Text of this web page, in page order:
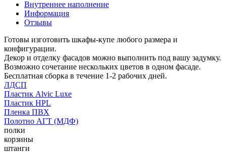
Внутреннее наполнение
Информация
Отзывы
Готовы изготовить шкафы-купе любого размера и
конфигурации.
Декор и отделку фасадов можно выполнить под вашу задумку.
Возможно сочетание нескольких цветов в одном фасаде.
Бесплатная сборка в течение 1-2 рабочих дней.
ЛДСП
Пластик Alvic Luxe
Пластик HPL
Пленка ПВХ
Полотно АГТ (МДФ)
полки
корзины
штанги